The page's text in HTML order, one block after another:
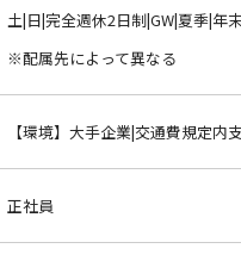
土|日|完全週休2日制|GW|夏季|年
※配属先によって異なる
【環境】大手企業|交通費規定内
正社員